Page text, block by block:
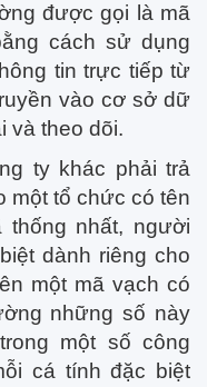
được gọi là mã
cách sử dụng
tin trực tiếp từ
vào cơ sở dữ
và theo dõi.
ty khác phải trả
một tổ chức có tên
thống nhất, người
dành riêng cho
một mã vạch có
những số này
một số công
cá tính đặc biệt